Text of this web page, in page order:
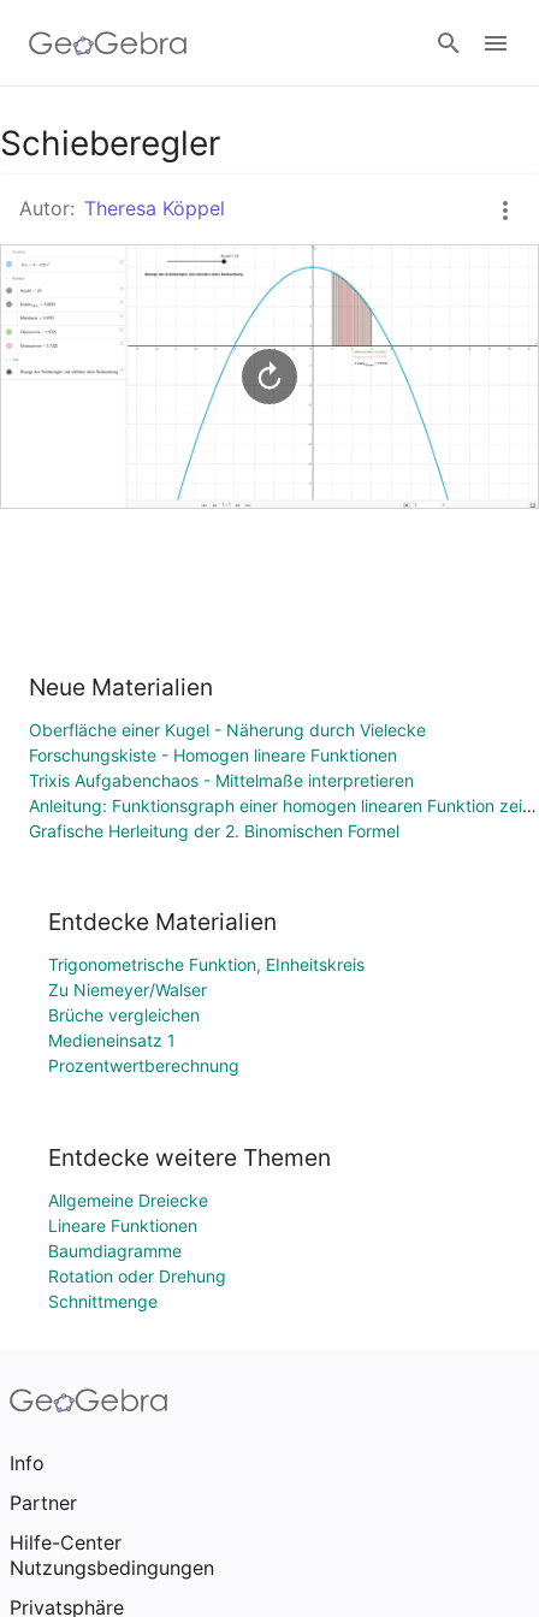
Google Classroom
GeoGebra Classroom
Anmelden
Schieberegler
Autor: Theresa Köppel
Neue Materialien
Oberfläche einer Kugel - Näherung durch Vielecke
Forschungskiste - Homogen lineare Funktionen
Trixis Aufgabenchaos - Mittelmaße interpretieren
Anleitung: Funktionsgraph einer homogen linearen Funktion zeichnen
Grafische Herleitung der 2. Binomischen Formel
Entdecke Materialien
Trigonometrische Funktion, EInheitskreis
Zu Niemeyer/Walser
Brüche vergleichen
Medieneinsatz 1
Prozentwertberechnung
Entdecke weitere Themen
Allgemeine Dreiecke
Lineare Funktionen
Baumdiagramme
Rotation oder Drehung
Schnittmenge
Info
Partner
Hilfe-Center
Nutzungsbedingungen
Privatsphäre